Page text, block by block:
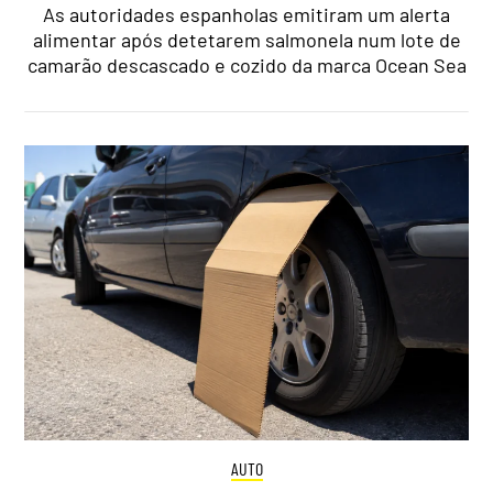
As autoridades espanholas emitiram um alerta
alimentar após detetarem salmonela num lote de
camarão descascado e cozido da marca Ocean Sea
AUTO